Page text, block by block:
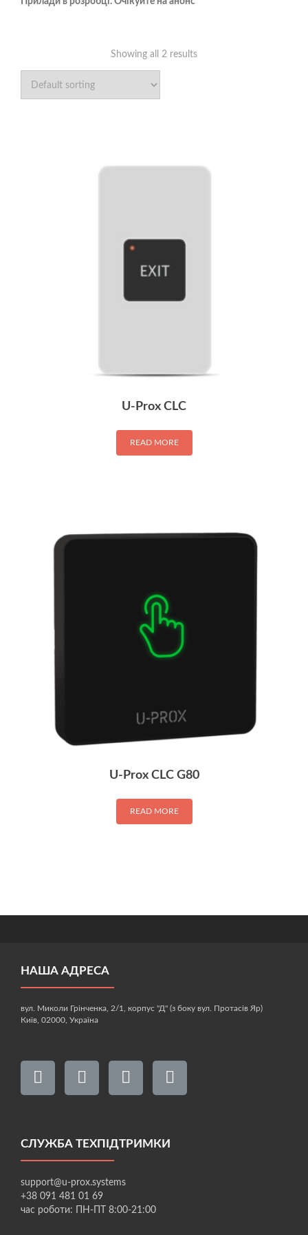
Showing all 2 results
U-Prox CLC
READ MORE
U-Prox CLC G80
READ MORE
НАША АДРЕСА
вул. Миколи Грінченка, 2/1, корпус "Д" (з боку вул. Протасів Яр)
Київ, 02000, Україна
СЛУЖБА ТЕХПІДТРИМКИ
support@u-prox.systems
+38 091 481 01 69
час роботи: ПН-ПТ 8:00-21:00